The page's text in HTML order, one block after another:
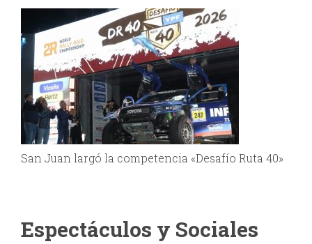
San Juan largó la competencia «Desafío Ruta 40»
Espectáculos y Sociales